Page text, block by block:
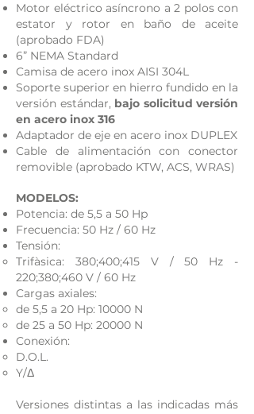
Motor eléctrico asíncrono a 2 polos con
estator y rotor en baño de aceite
(aprobado FDA)
6” NEMA Standard
Camisa de acero inox AISI 304L
Soporte superior en hierro fundido en la
versión estándar, bajo solicitud versión
en acero inox 316
Adaptador de eje en acero inox DUPLEX
Cable de alimentación con conector
removible (aprobado KTW, ACS, WRAS)
MODELOS:
Potencia: de 5,5 a 50 Hp
Frecuencia: 50 Hz / 60 Hz
Tensión:
Trifàsica: 380;400;415 V / 50 Hz -
220;380;460 V / 60 Hz
Cargas axiales:
de 5,5 a 20 Hp: 10000 N​
de 25 a 50 Hp: 20000 N
Conexión:
D.O.L.​
Y/Δ
Versiones distintas a las indicadas más